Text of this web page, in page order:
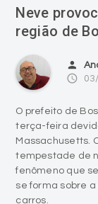
Neve
região de
person
access_time
O prefeito de
terça-feira
Massachusetts.
tempestade de
fenômeno que
se forma sobre
carros.